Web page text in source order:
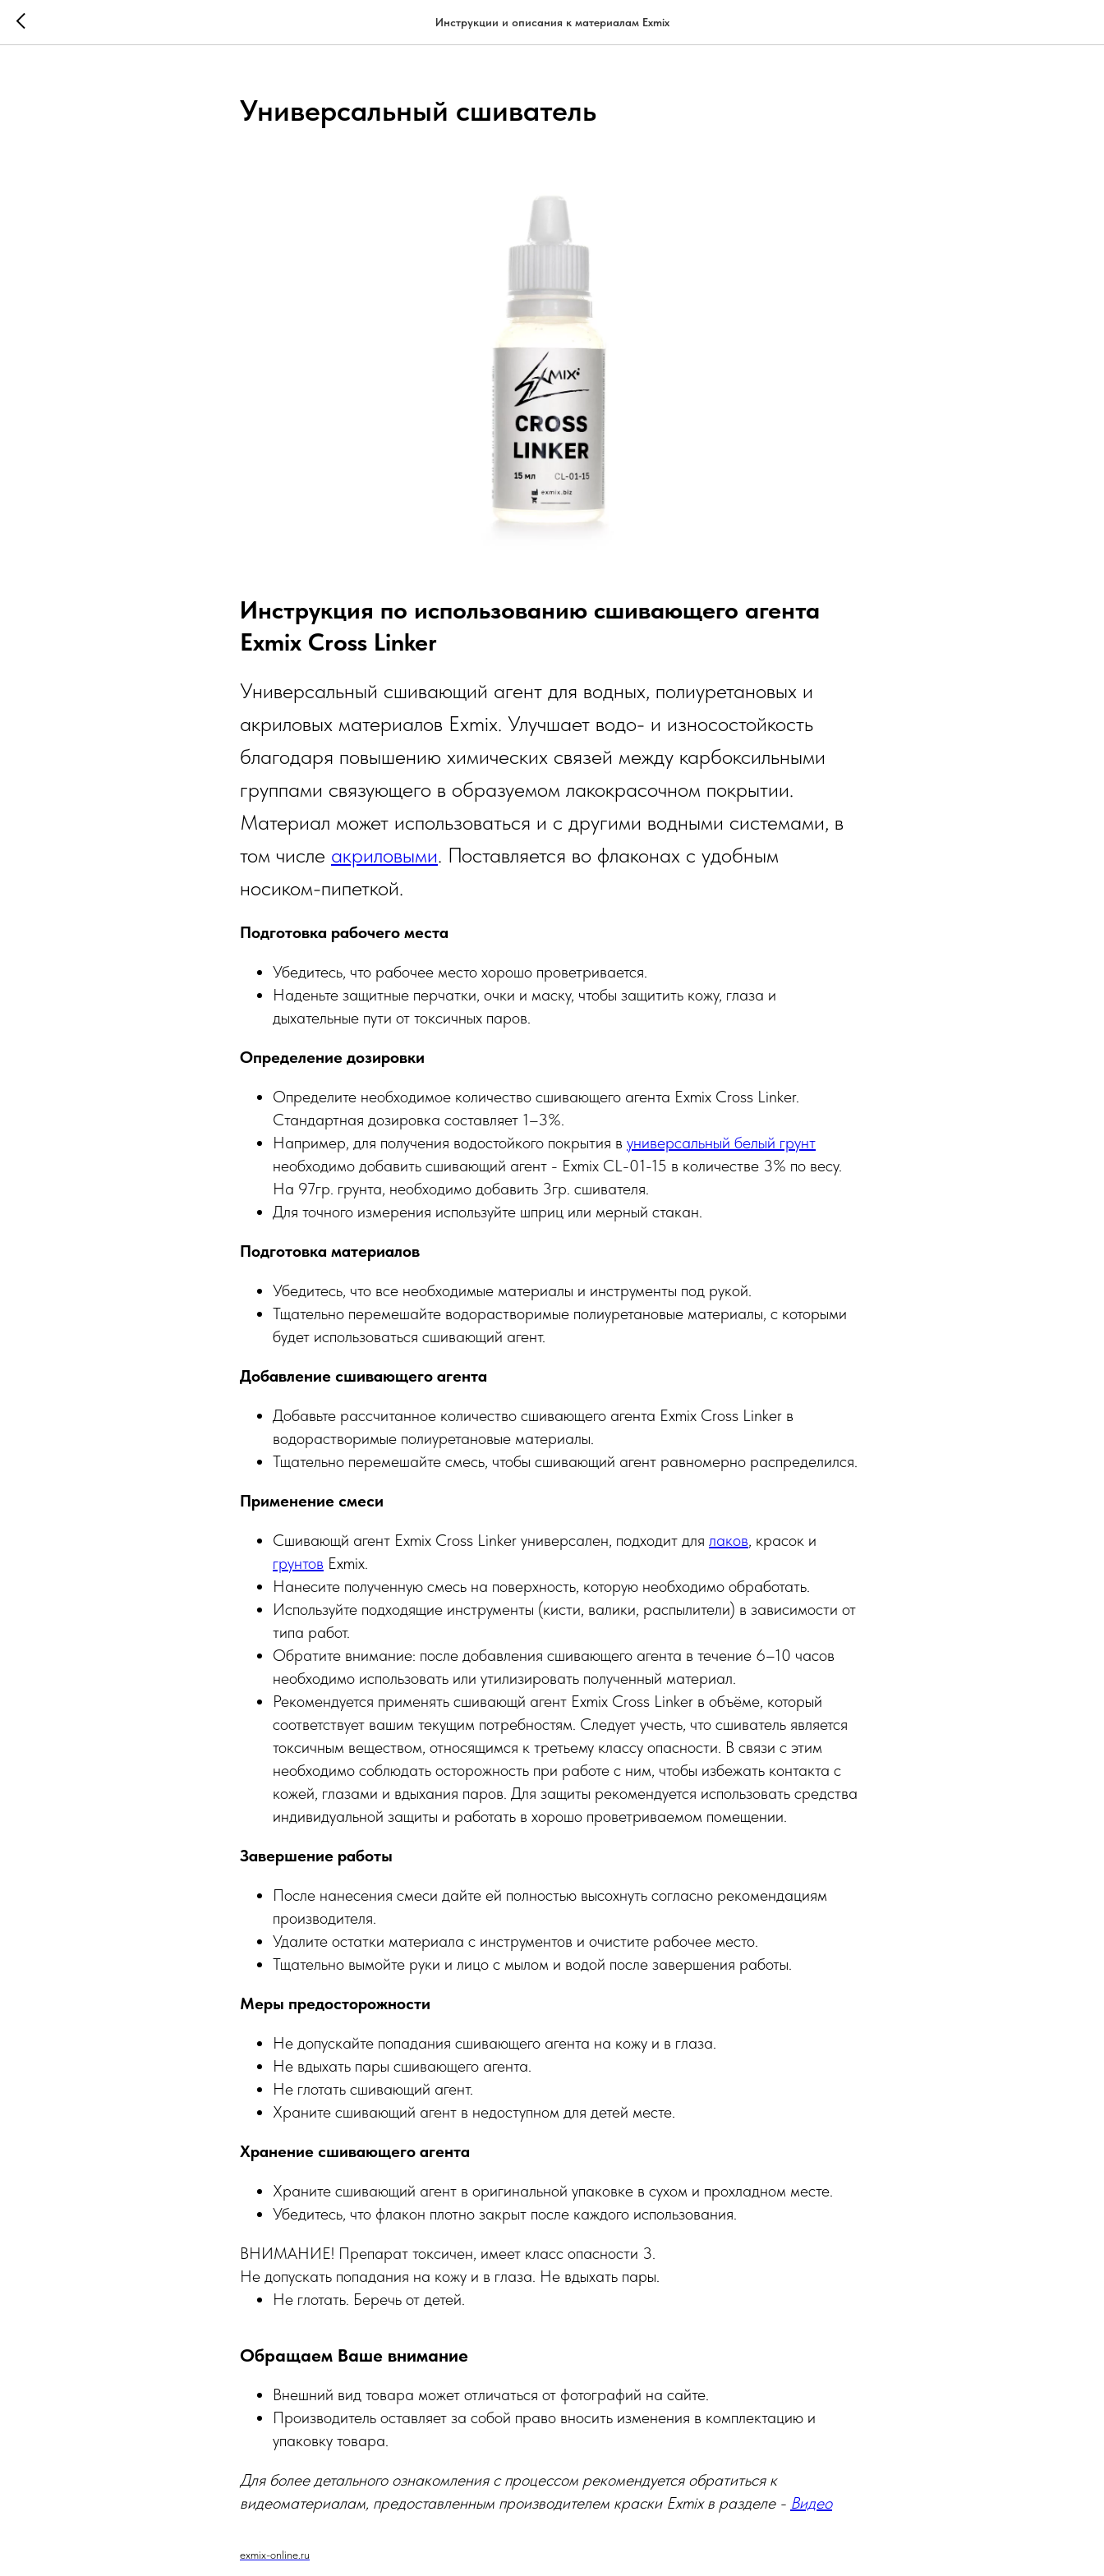
Инструкции и описания к материалам Exmix
Универсальный сшиватель
Инструкция по использованию сшивающего агента
Exmix Cross Linker
Универсальный сшивающий агент для водных, полиуретановых и
акриловых материалов Exmix. Улучшает водо- и износостойкость
благодаря повышению химических связей между карбоксильными
группами связующего в образуемом лакокрасочном покрытии.
Материал может использоваться и с другими водными системами, в
том числе акриловыми. Поставляется во флаконах с удобным
носиком-пипеткой.
Подготовка рабочего места
Убедитесь, что рабочее место хорошо проветривается.
Наденьте защитные перчатки, очки и маску, чтобы защитить кожу, глаза и
дыхательные пути от токсичных паров.
Определение дозировки
Определите необходимое количество сшивающего агента Exmix Cross Linker.
Стандартная дозировка составляет 1–3%.
Например, для получения водостойкого покрытия в универсальный белый грунт
необходимо добавить сшивающий агент - Exmix CL-01-15 в количестве 3% по весу.
На 97гр. грунта, необходимо добавить 3гр. сшивателя.
Для точного измерения используйте шприц или мерный стакан.
Подготовка материалов
Убедитесь, что все необходимые материалы и инструменты под рукой.
Тщательно перемешайте водорастворимые полиуретановые материалы, с которыми
будет использоваться сшивающий агент.
Добавление сшивающего агента
Добавьте рассчитанное количество сшивающего агента Exmix Cross Linker в
водорастворимые полиуретановые материалы.
Тщательно перемешайте смесь, чтобы сшивающий агент равномерно распределился.
Применение смеси
Сшивающй агент Exmix Cross Linker универсален, подходит для лаков, красок и
грунтов Exmix.
Нанесите полученную смесь на поверхность, которую необходимо обработать.
Используйте подходящие инструменты (кисти, валики, распылители) в зависимости от
типа работ.
Обратите внимание: после добавления сшивающего агента в течение 6–10 часов
необходимо использовать или утилизировать полученный материал.
Рекомендуется применять cшивающй агент Exmix Cross Linker в объёме, который
соответствует вашим текущим потребностям. Следует учесть, что сшиватель является
токсичным веществом, относящимся к третьему классу опасности. В связи с этим
необходимо соблюдать осторожность при работе с ним, чтобы избежать контакта с
кожей, глазами и вдыхания паров. Для защиты рекомендуется использовать средства
индивидуальной защиты и работать в хорошо проветриваемом помещении.
Завершение работы
После нанесения смеси дайте ей полностью высохнуть согласно рекомендациям
производителя.
Удалите остатки материала с инструментов и очистите рабочее место.
Тщательно вымойте руки и лицо с мылом и водой после завершения работы.
Меры предосторожности
Не допускайте попадания сшивающего агента на кожу и в глаза.
Не вдыхать пары сшивающего агента.
Не глотать сшивающий агент.
Храните сшивающий агент в недоступном для детей месте.
Хранение сшивающего агента
Храните сшивающий агент в оригинальной упаковке в сухом и прохладном месте.
Убедитесь, что флакон плотно закрыт после каждого использования.
ВНИМАНИЕ! Препарат токсичен, имеет класс опасности 3.
Не допускать попадания на кожу и в глаза. Не вдыхать пары.
Не глотать. Беречь от детей.
Обращаем Ваше внимание
Внешний вид товара может отличаться от фотографий на сайте.
Производитель оставляет за собой право вносить изменения в комплектацию и
упаковку товара.
Для более детального ознакомления с процессом рекомендуется обратиться к
видеоматериалам, предоставленным производителем краски Exmix в разделе - Видео
exmix-online.ru